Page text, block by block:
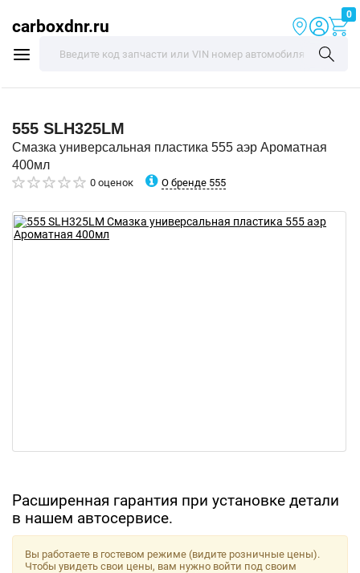
carboxdnr.ru
0
555 SLH325LM
Смазка универсальная пластика 555 аэр Ароматная
400мл
0 оценок О бренде 555
Расширенная гарантия при установке детали
в нашем автосервисе.
Вы работаете в гостевом режиме (видите розничные цены).
Чтобы увидеть свои цены, вам нужно войти под своим